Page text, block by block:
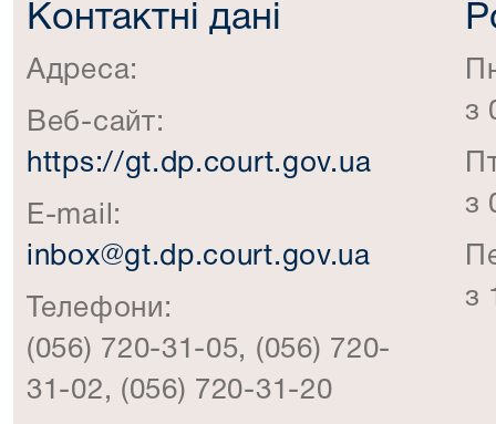
Контактні дані
Адреса:
Веб-сайт:
https://gt.dp.court.gov.ua
E-mail:
inbox@gt.dp.court.gov.ua
Телефони:
(056) 720-31-05, (056) 720-
31-02, (056) 720-31-20
з
з
з